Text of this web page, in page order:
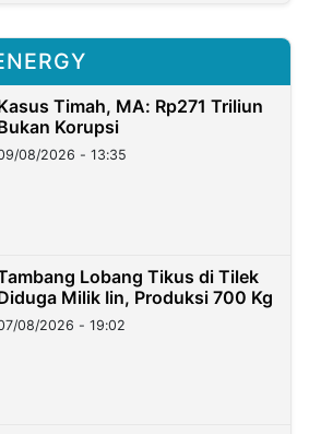
Timah, MA: Rp271 Triliun
Korupsi
08/2026 - 13:35
Lobang Tikus di Tilek
Milik Iin, Produksi 700 Kg
08/2026 - 19:02